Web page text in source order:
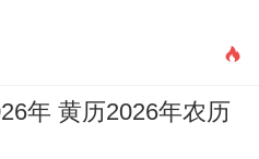
年 黄历2026年农历